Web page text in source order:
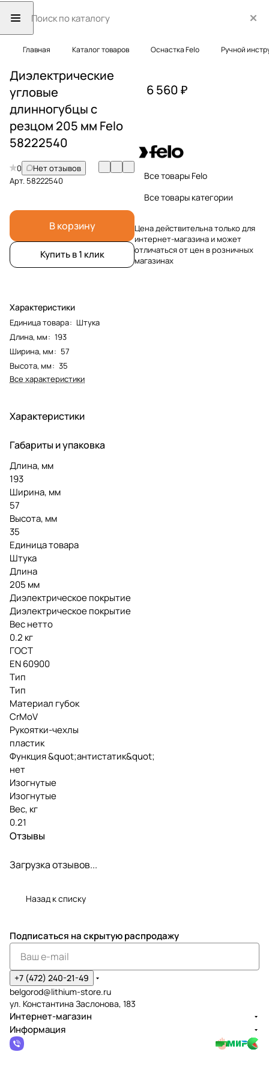
Главная Каталог товаров Оснастка Felo Ручной
Диэлектрические
угловые
длинногубцы с
резцом 205 мм Felo
58222540
0
Нет отзывов
Арт. 58222540
В корзину
Купить в 1 клик
Характеристики
Единица товара: Штука
Длина, мм: 193
Ширина, мм: 57
Высота, мм: 35
Все характеристики
6 560 ₽
Все товары Felo
Все товары категории
Цена действительна только для
интернет-магазина и может
отличаться от цен в розничных
магазинах
Характеристики
Габариты и упаковка
Длина, мм
193
Ширина, мм
57
Высота, мм
35
Единица товара
Штука
Длина
205 мм
Диэлектрическое покрытие
Диэлектрическое покрытие
Вес нетто
0.2 кг
ГОСТ
EN 60900
Тип
Тип
Материал губок
CrMoV
Рукоятки-чехлы
пластик
Функция &quot;антистатик&quot;
нет
Изогнутые
Изогнутые
Вес, кг
0.21
Отзывы
Загрузка отзывов...
Назад к списку
Подписаться на скрытую распродажу
+7 (472) 240-21-49
belgorod@lithium-store.ru
ул. Константина Заслонова, 183
Интернет-магазин
Информация